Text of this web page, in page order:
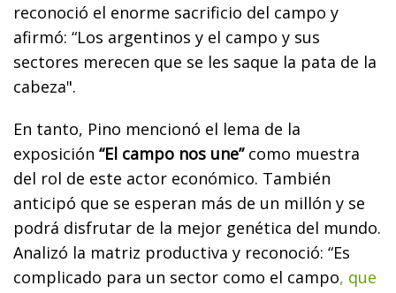
reconoció el enorme sacrificio del campo y
afirmó: “Los argentinos y el campo y sus
sectores merecen que se les saque la pata de la
cabeza".
En tanto, Pino mencionó el lema de la
exposición “El campo nos une”como muestra
del rol de este actor económico. También
anticipó que se esperan más de un millón y se
podrá disfrutar de la mejor genética del mundo.
Analizó la matriz productiva y reconoció: “Es
complicado para un sector como el campo, que